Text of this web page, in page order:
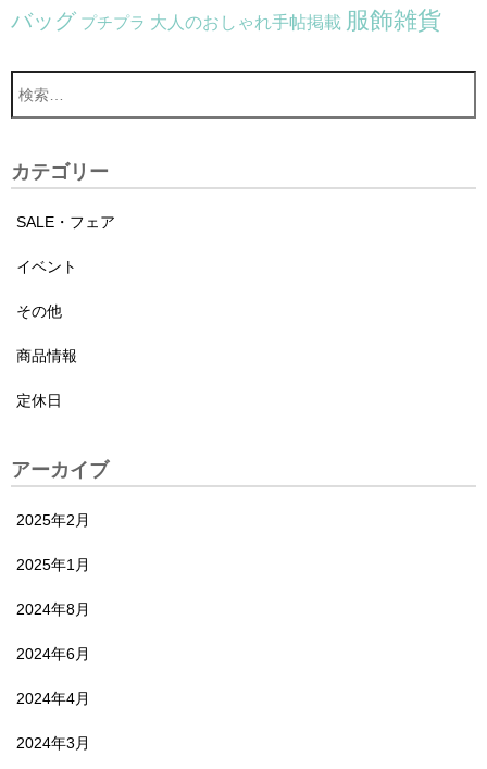
バッグ プチプラ 大人のおしゃれ手帖掲載 服飾雑貨
カテゴリー
SALE・フェア
イベント
その他
商品情報
定休日
アーカイブ
2025年2月
2025年1月
2024年8月
2024年6月
2024年4月
2024年3月